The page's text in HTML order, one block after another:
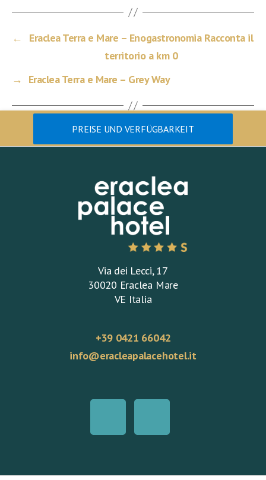
←
Eraclea Terra e Mare – Enogastronomia Racconta il
territorio a km 0
→
Eraclea Terra e Mare – Grey Way
PREISE UND VERFÜGBARKEIT
Via dei Lecci, 17
30020 Eraclea Mare
VE Italia
+39 0421 66042
info@eracleapalacehotel.it